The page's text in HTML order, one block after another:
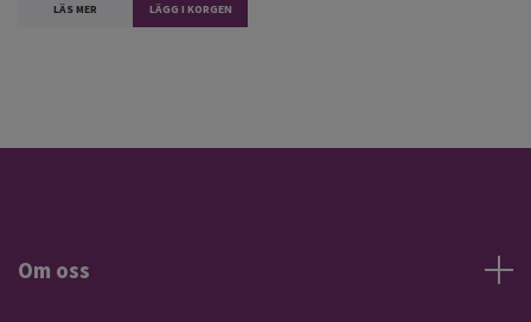
LÄS MER LÄGG I KORGEN
Om oss